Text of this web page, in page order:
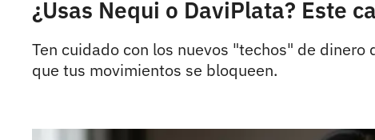
¿Usas Nequi o DaviPlata? Este
Ten cuidado con los nuevos "techos" de
que tus movimientos se bloqueen.